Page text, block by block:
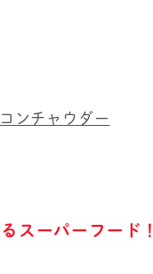
ンチャウダー
スーパーフード！